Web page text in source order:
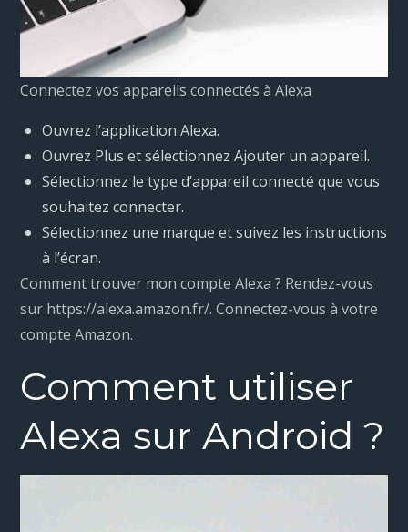
Connectez vos appareils connectés à Alexa
Ouvrez l’application Alexa.
Ouvrez Plus et sélectionnez Ajouter un appareil.
Sélectionnez le type d’appareil connecté que vous
souhaitez connecter.
Sélectionnez une marque et suivez les instructions
à l’écran.
Comment trouver mon compte Alexa ? Rendez-vous
sur https://alexa.amazon.fr/. Connectez-vous à votre
compte Amazon.
Comment utiliser
Alexa sur Android ?